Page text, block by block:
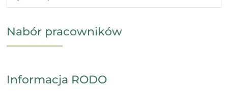
Nabór pracowników
Informacja RODO